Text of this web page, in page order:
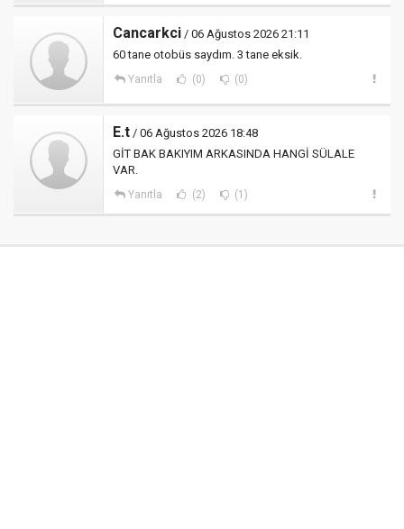
Cancarkci / 06 Ağustos 2026 21:11
60 tane otobüs saydım. 3 tane eksik.
Yanıtla (0) (0)
E.t / 06 Ağustos 2026 18:48
GİT BAK BAKIYIM ARKASINDA HANGİ SÜLALE
VAR.
Yanıtla (2) (1)